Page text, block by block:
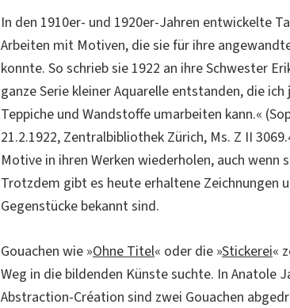
In den 1910er- und 1920er-Jahren entwickelte
Arbeiten mit Motiven, die sie für ihre
konnte. So schrieb sie 1922 an ihre Schwester
ganze Serie kleiner Aquarelle entstanden, die
Teppiche und Wandstoffe umarbeiten kann.«
21.2.1922, Zentralbibliothek Zürich, Ms. Z II
Motive in ihren Werken wiederholen, auch wenn
Trotzdem gibt es heute erhaltene Zeichnungen
Gegenstücke bekannt sind.
Gouachen wie »Ohne Titel« oder die »Stickerei«
Weg in die bildenden Künste suchte. In Anatole
Abstraction-Création sind zwei Gouachen